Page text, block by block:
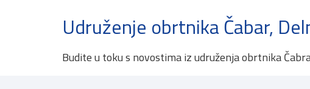
Udruženje obrtnika Čabar,
Budite u toku s novostima iz udruženja obrtnika